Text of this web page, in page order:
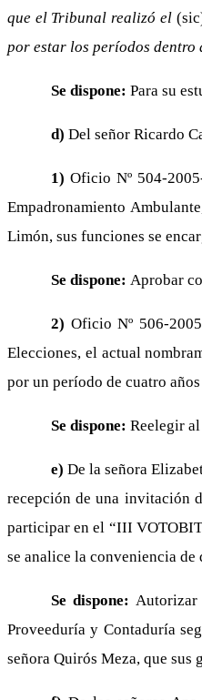
que el Tribunal realizó el
por estar los períodos
Se dispone: Para su
d) Del señor Ricardo
1) Oficio Nº 504-
Empadronamiento
Limón, sus funciones se
Se dispone: Aprobar
2) Oficio Nº 506-
Elecciones, el actual
por un período de cuatro
Se dispone: Reelegir
e)De la señora
recepción de una invitación
participar en el “III
se analice la conveniencia
Se dispone:Autorizar
Proveeduría y Contaduría
señora Quirós Meza, que sus